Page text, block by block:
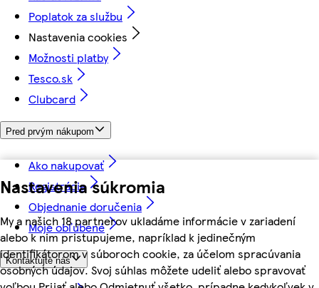
Nastavenia súkromia
My a našich 18 partnerov ukladáme informácie v zariadení
alebo k nim pristupujeme, napríklad k jedinečným
identifikátorom v súboroch cookie, za účelom spracúvania
osobných údajov. Svoj súhlas môžete udeliť alebo spravovať
Poplatok za službu
Nastavenia cookies
Možnosti platby
Tesco.sk
Clubcard
Pred prvým nákupom
Ako nakupovať
Registrácia
Objednanie doručenia
Moje obľúbené
Kontaktujte nás